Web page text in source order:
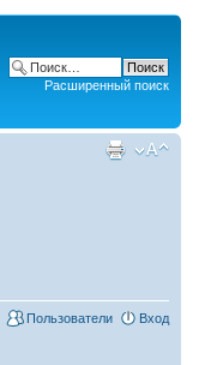
Расширенный поиск
Пользователи Вход